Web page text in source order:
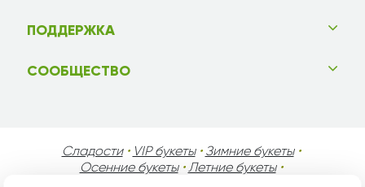
ПОДДЕРЖКА
СООБЩЕСТВО
Сладости• VIP букеты• Зимние букеты•
Осенние букеты•Летние букеты•